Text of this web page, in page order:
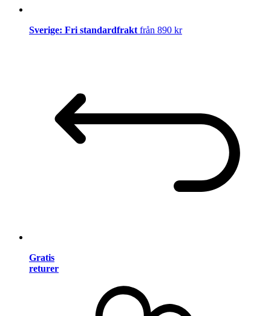
Sverige: Fri standardfrakt från 890 kr
Gratis
returer